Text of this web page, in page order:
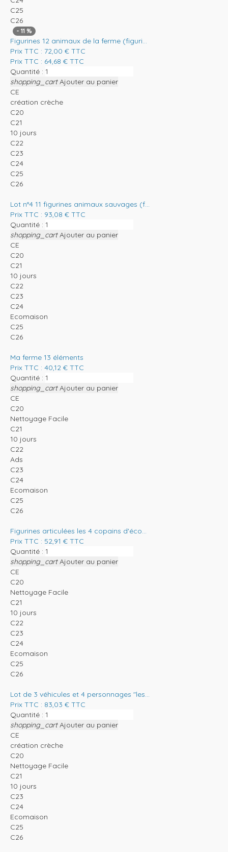
C25
C26
- 11 %
Figurines 12 animaux de la ferme (figuri...
Prix TTC : 72,00 € TTC
Prix TTC : 64,68 € TTC
Quantité :
shopping_cart Ajouter au panier
CE
création crèche
C20
C21
10 jours
C22
C23
C24
C25
C26
Lot n°4 11 figurines animaux sauvages (f...
Prix TTC : 93,08 € TTC
Quantité :
shopping_cart Ajouter au panier
CE
C20
C21
10 jours
C22
C23
C24
Ecomaison
C25
C26
Ma ferme 13 éléments
Prix TTC : 40,12 € TTC
Quantité :
shopping_cart Ajouter au panier
CE
C20
Nettoyage Facile
C21
10 jours
C22
Ads
C23
C24
Ecomaison
C25
C26
Figurines articulées les 4 copains d'éco...
Prix TTC : 52,91 € TTC
Quantité :
shopping_cart Ajouter au panier
CE
C20
Nettoyage Facile
C21
10 jours
C22
C23
C24
Ecomaison
C25
C26
Lot de 3 véhicules et 4 personnages "les...
Prix TTC : 83,03 € TTC
Quantité :
shopping_cart Ajouter au panier
CE
création crèche
C20
Nettoyage Facile
C21
10 jours
C23
C24
Ecomaison
C25
C26